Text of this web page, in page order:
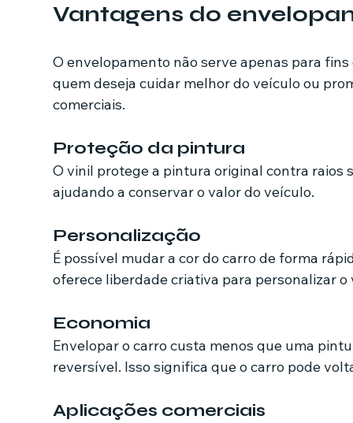
Vantagens do
O envelopamento não serve apenas para
quem deseja cuidar melhor do veículo ou
comerciais.
Proteção da pintura
O vinil protege a pintura original contra raios
ajudando a conservar o valor do veículo.
Personalização
É possível mudar a cor do carro de forma
oferece liberdade criativa para personalizar o
Economia
Envelopar o carro custa menos que uma
reversível. Isso significa que o carro pode
Aplicações comerciais